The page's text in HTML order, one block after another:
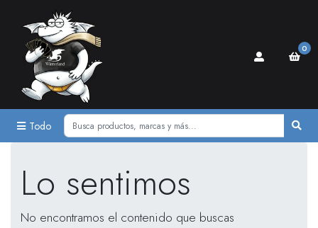
Todo
0
Lo sentimos
No encontramos el contenido que buscas